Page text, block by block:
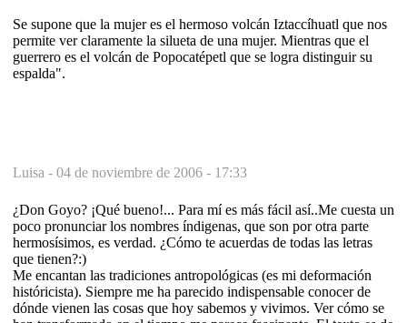
Se supone que la mujer es el hermoso volcán Iztaccíhuatl que nos
permite ver claramente la silueta de una mujer. Mientras que el
guerrero es el volcán de Popocatépetl que se logra distinguir su
espalda".
Luisa - 04 de noviembre de 2006 - 17:33
¿Don Goyo? ¡Qué bueno!... Para mí es más fácil así..Me cuesta un
poco pronunciar los nombres índigenas, que son por otra parte
hermosísimos, es verdad. ¿Cómo te acuerdas de todas las letras
que tienen?:)
Me encantan las tradiciones antropológicas (es mi deformación
históricista). Siempre me ha parecido indispensable conocer de
dónde vienen las cosas que hoy sabemos y vivimos. Ver cómo se